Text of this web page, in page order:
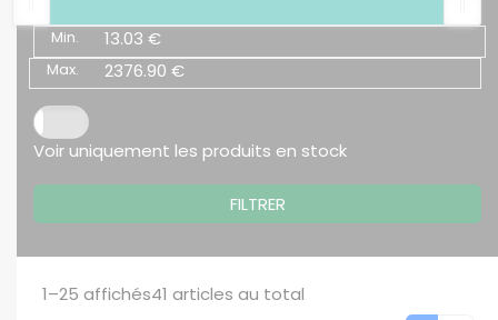
Min. 13.03 €
Max. 2376.90 €
Voir uniquement les produits en stock
FILTRER
1–25 affichés41 articles au total